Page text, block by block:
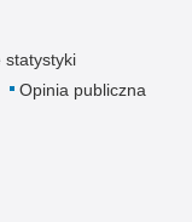
statystyki
Opinia publiczna